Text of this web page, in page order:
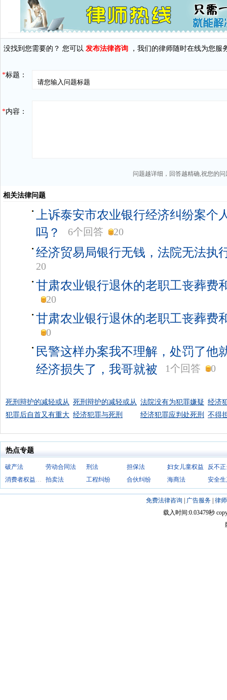
没找到您需要的？ 您可以 发布法律咨询 ，我们的律师随时在线为您服
*标题：
*内容：
问题越详细，回答越精确,祝您的
相关法律问题
上诉泰安市农业银行经济纠纷案个
吗？ 6个回答 20
经济贸易局银行无钱，法院无法执
20
甘肃农业银行退休的老职工丧葬费
20
甘肃农业银行退休的老职工丧葬费
0
民警这样办案我不理解，处罚了他
经济损失了，我哥就被 1个回答 0
死刑辩护的减轻或从 死刑辩护的减轻或从 法院没有为犯罪嫌疑 经济
犯罪后自首又有重大 经济犯罪与死刑 经济犯罪应判处死刑 不得
热点专题
破产法 劳动合同法 刑法 担保法
妇女儿童权益
消费者权益保护法
拍卖法 工程纠纷 合伙纠纷 海商法 安全
免费法律咨询 广告服务| 律
载入时间:0.03479秒